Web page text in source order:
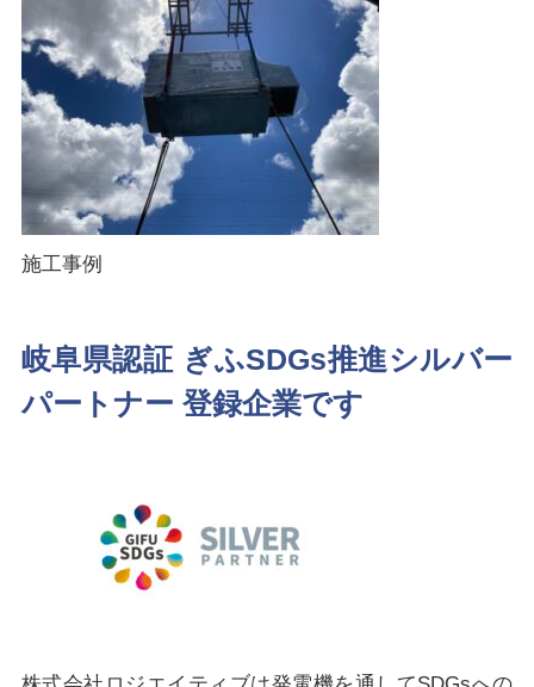
施工事例
岐阜県認証 ぎふSDGs推進シルバー
パートナー 登録企業です